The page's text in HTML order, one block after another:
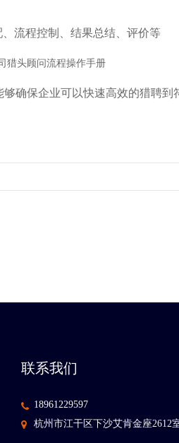
流程控制、结果总结、评价等
确保企业可以快速高效的猎聘到
联系我们
18961229597
杭州市江干区下沙艾肯金座2612